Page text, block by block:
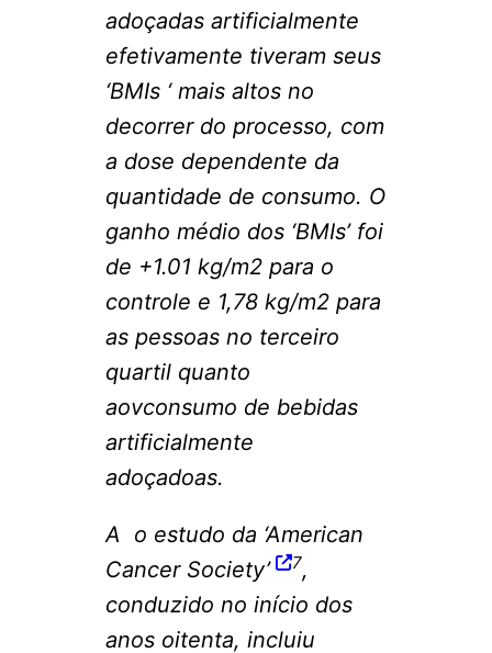
adoçadas artificialmente
efetivamente tiveram seus
‘BMIs ‘ mais altos no
decorrer do processo, com
a dose dependente da
quantidade de consumo. O
ganho médio dos ‘BMIs’ foi
de +1.01 kg/m2 para o
controle e 1,78 kg/m2 para
as pessoas no terceiro
quartil quanto
aovconsumo de bebidas
artificialmente
adoçadoas.
A o estudo da ‘American
Cancer Society’
7,
conduzido no início dos
anos oitenta, incluiu